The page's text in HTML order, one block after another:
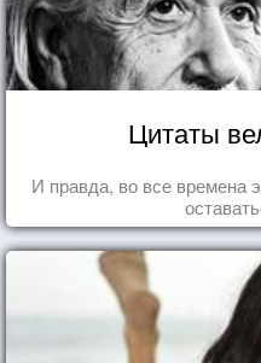
Цитаты
И правда, во все времена